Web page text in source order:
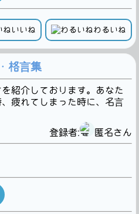
いいね わるいね
格言集
紹介しております。あなた
疲れてしまった時に、名言
登録者:
匿名さん